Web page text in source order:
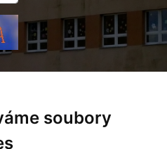
soubory